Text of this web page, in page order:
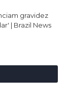
gravidez
| Brazil News